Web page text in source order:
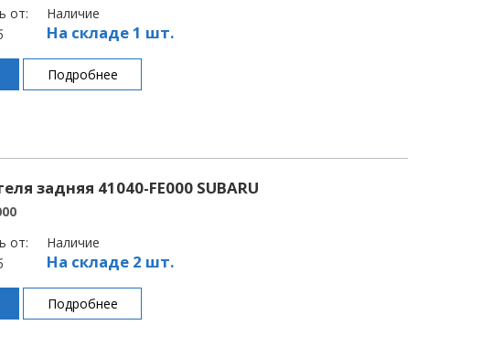
от:
Наличие
На складе 1 шт.
Подробнее
задняя 41040-FE000 SUBARU
от:
Наличие
На складе 2 шт.
Подробнее